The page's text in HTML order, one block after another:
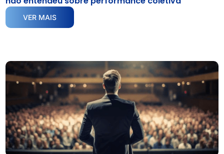
VER MAIS